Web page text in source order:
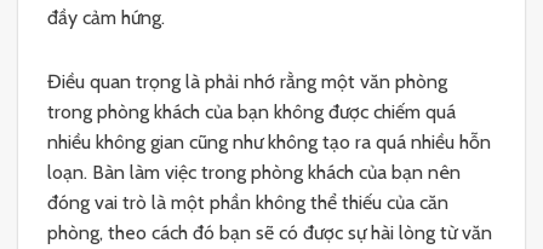
đầy cảm hứng.
Điều quan trọng là phải nhớ rằng một văn phòng
trong phòng khách của bạn không được chiếm quá
nhiều không gian cũng như không tạo ra quá nhiều hỗn
loạn. Bàn làm việc trong phòng khách của bạn nên
đóng vai trò là một phần không thể thiếu của căn
phòng, theo cách đó bạn sẽ có được sự hài lòng từ văn